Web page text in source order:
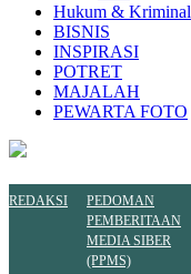
Hukum & Kriminal
BISNIS
INSPIRASI
POTRET
MAJALAH
PEWARTA FOTO
REDAKSI
PEDOMAN
PEMBERITAAN
MEDIA SIBER
(PPMS)